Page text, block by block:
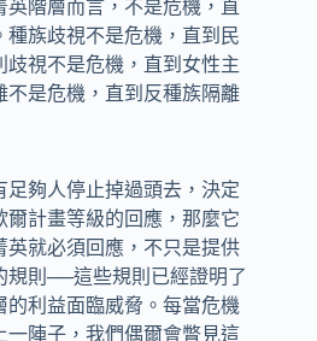
階層而言，不是危機，直
族歧視不是危機，直到民
視不是危機，直到女性主
不是危機，直到反種族隔離
夠人停止掉過頭去，決定
計畫等級的回應，那麼它
就必須回應，不只是提供
規則──這些規則已經證明了
利益面臨威脅。每當危機
陣子，我們偶爾會瞥見這